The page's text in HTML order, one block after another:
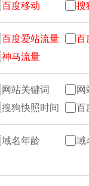
百度移动 搜
百度爱站流量
百
神马流量
网站关键词
网
搜狗快照时间 百
域名年龄
域